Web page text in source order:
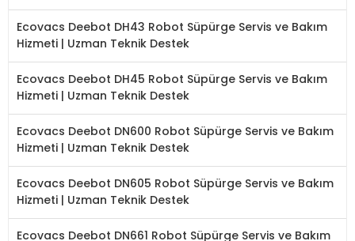
Ecovacs Deebot DH43 Robot Süpürge Servis ve Bakım
Hizmeti | Uzman Teknik Destek
Ecovacs Deebot DH45 Robot Süpürge Servis ve Bakım
Hizmeti | Uzman Teknik Destek
Ecovacs Deebot DN600 Robot Süpürge Servis ve Bakım
Hizmeti | Uzman Teknik Destek
Ecovacs Deebot DN605 Robot Süpürge Servis ve Bakım
Hizmeti | Uzman Teknik Destek
Ecovacs Deebot DN661 Robot Süpürge Servis ve Bakım